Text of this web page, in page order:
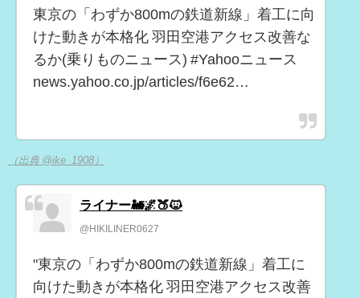
東京の「わずか800mの鉄道新線」着工に向
けた動きが本格化 羽田空港アクセス改善な
るか(乗りものニュース) #Yahooニュース
news.yahoo.co.jp/articles/f6e62…
（出典 @ike_1908）
ライナー🚂🌌🍑🐱
@HIKILINER0627
"東京の「わずか800mの鉄道新線」着工に
向けた動きが本格化 羽田空港アクセス改善